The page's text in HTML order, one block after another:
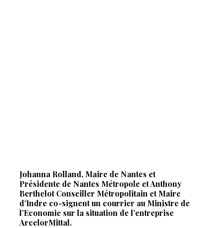
Johanna Rolland, Maire de Nantes et
Présidente de Nantes Métropole et Anthony
Berthelot Conseiller Métropolitain et Maire
d’Indre co-signent un courrier au Ministre de
l’Economie sur la situation de l’entreprise
ArcelorMittal.